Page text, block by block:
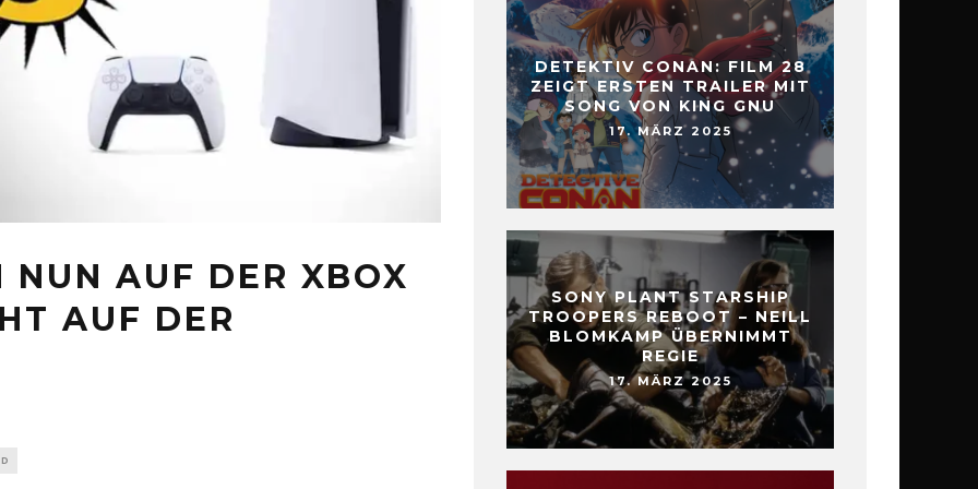
NUN AUF DER XBOX
AUF DER
DETEKTIV CONAN: FILM 28
ZEIGT ERSTEN TRAILER MIT
SONG VON KING GNU
17. MÄRZ 2025
SONY PLANT STARSHIP
TROOPERS REBOOT – NEILL
BLOMKAMP ÜBERNIMMT
REGIE
17. MÄRZ 2025